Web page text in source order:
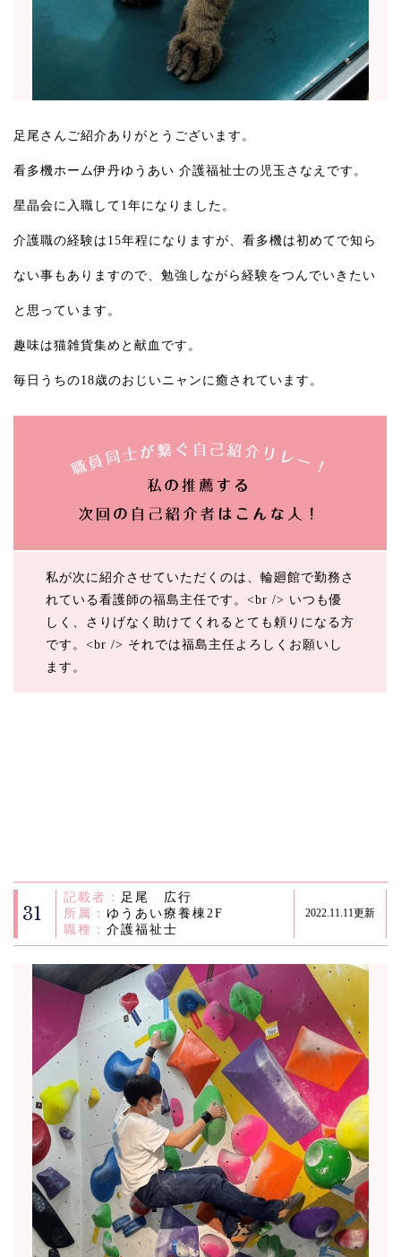
足尾さんご紹介ありがとうございます。
看多機ホーム伊丹ゆうあい 介護福祉士の児玉さなえです。
星晶会に入職して1年になりました。
介護職の経験は15年程になりますが、看多機は初めてで知ら
ない事もありますので、勉強しながら経験をつんでいきたい
と思っています。
趣味は猫雑貨集めと献血です。
毎日うちの18歳のおじいニャンに癒されています。
私が次に紹介させていただくのは、輪廻館で勤務さ
れている看護師の福島主任です。<br /> いつも優
しく、さりげなく助けてくれるとても頼りになる方
です。<br /> それでは福島主任よろしくお願いし
ます。
31
記載者：
足尾 広行
所属： ゆうあい療養棟2F
職種：介護福祉士
2022.11.11更新